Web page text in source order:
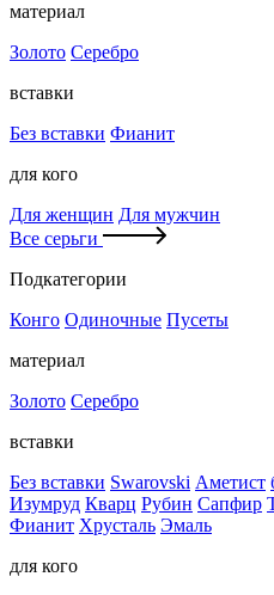
материал
Золото Серебро
вставки
Без вставки Фианит
для кого
Для женщин Для мужчин
Все серьги
Подкатегории
Конго Одиночные Пусеты
материал
Золото Серебро
вставки
Без вставки Swarovski Аметист
Изумруд Кварц Рубин Сапфир
Фианит Хрусталь Эмаль
для кого